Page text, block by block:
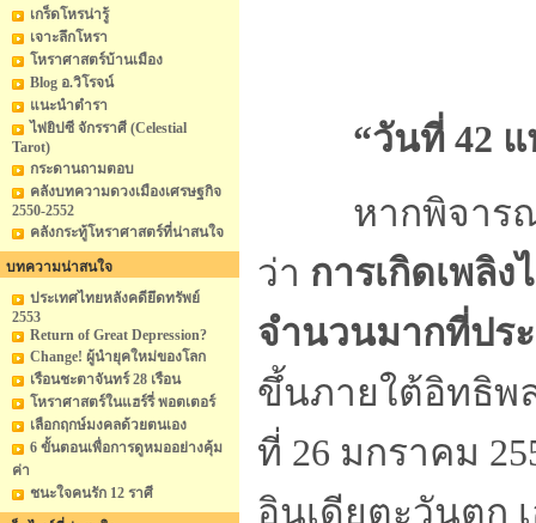
เกร็ดโหรน่ารู้
เจาะลึกโหรา
โหราศาสตร์บ้านเมือง
Blog อ.วิโรจน์
แนะนำตำรา
ไพ่ยิปซี จักรราศี (Celestial
Tarot)
กระดานถามตอบ
คลังบทความดวงเมืองเศรษฐกิจ
2550-2552
คลังกระทู้โหราศาสตร์ที่น่าสนใจ
บทความน่าสนใจ
ประเทศไทยหลังคดียึดทรัพย์
2553
Return of Great Depression?
Change! ผู้นำยุคใหม่ของโลก
เรือนชะตาจันทร์ 28 เรือน
โหราศาสตร์ในแฮร์รี่ พอตเตอร์
เลือกฤกษ์มงคลด้วยตนเอง
6 ขั้นตอนเพื่อการดูหมออย่างคุ้ม
ค่า
ชนะใจคนรัก 12 ราศี
“วันที่ 42 แ
หากพิจารณา
ว่า การเกิดเพลิ
จำนวนมากที่ประ
ขึ้นภายใต้อิทธิพ
ที่ 26 มกราคม
อินเดียตะวันตก